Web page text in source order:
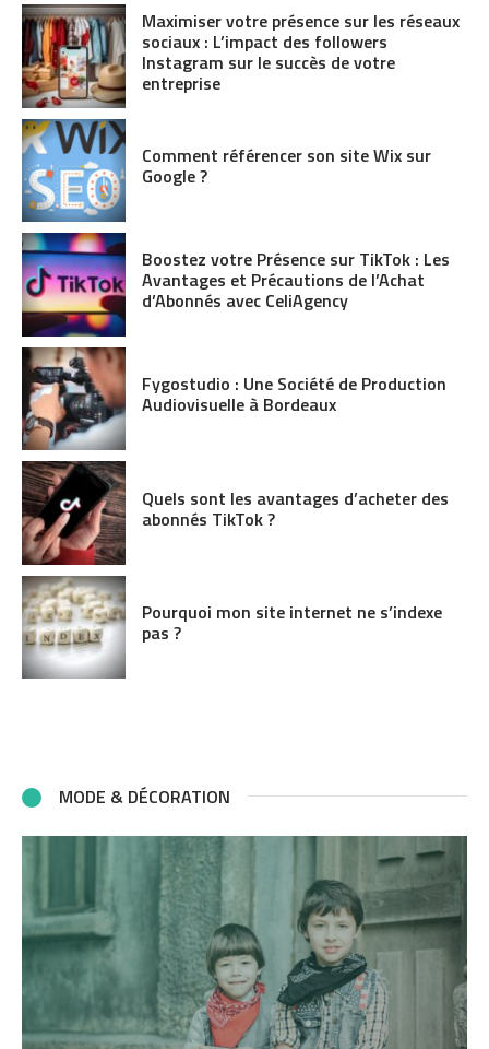
Maximiser votre présence sur les réseaux
sociaux : L’impact des followers
Instagram sur le succès de votre
entreprise
Comment référencer son site Wix sur
Google ?
Boostez votre Présence sur TikTok : Les
Avantages et Précautions de l’Achat
d’Abonnés avec CeliAgency
Fygostudio : Une Société de Production
Audiovisuelle à Bordeaux
Quels sont les avantages d’acheter des
abonnés TikTok ?
Pourquoi mon site internet ne s’indexe
pas ?
MODE & DÉCORATION